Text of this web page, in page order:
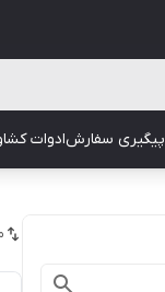
پیگیری سفارشادوات